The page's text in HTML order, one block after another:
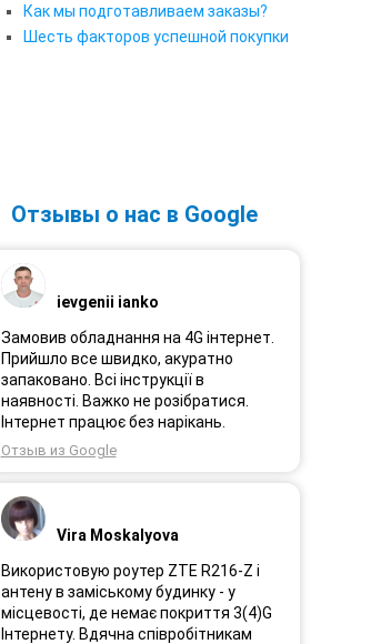
Как мы подготавливаем заказы?
Шесть факторов успешной покупки
Отзывы о нас в Google
ievgenii ianko
Замовив обладнання на 4G інтернет.
Прийшло все швидко, акуратно
запаковано. Всі інструкції в
наявності. Важко не розібратися.
Інтернет працює без нарікань.
Отзыв из Google
Vira Moskalyova
Використовую роутер ZTE R216-Z і
антену в заміському будинку - у
місцевості, де немає покриття 3(4)G
Інтернету. Вдячна співробітникам